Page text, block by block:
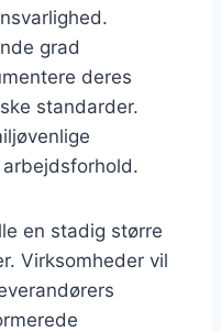
grad
deres
standarder.
en stadig større
Virksomheder vil